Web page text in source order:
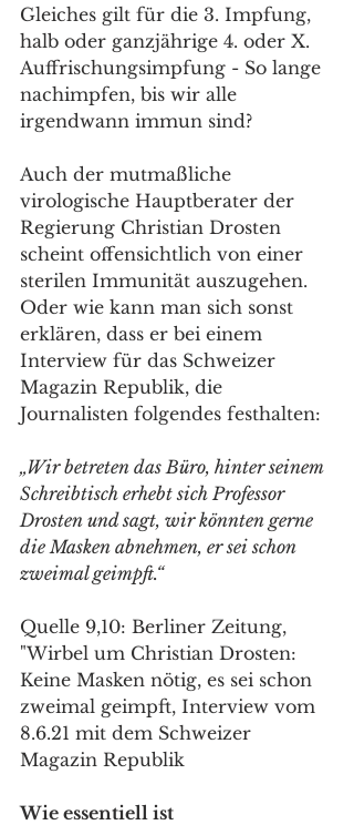
Gleiches gilt für die 3. Impfung,
halb oder ganzjährige 4. oder X.
Auffrischungsimpfung - So lange
nachimpfen, bis wir alle
irgendwann immun sind?
Auch der mutmaßliche
virologische Hauptberater der
Regierung Christian Drosten
scheint offensichtlich von einer
sterilen Immunität auszugehen.
Oder wie kann man sich sonst
erklären, dass er bei einem
Interview für das Schweizer
Magazin Republik, die
Journalisten folgendes festhalten:
„Wir betreten das Büro, hinter seinem
Schreib­tisch erhebt sich Professor
Drosten und sagt, wir könnten gerne
die Masken abnehmen, er sei schon
zweimal geimpft.“
Quelle 9,10: Berliner Zeitung,
"Wirbel um Christian Drosten:
Keine Masken nötig, es sei schon
zweimal geimpft, Interview vom
8.6.21 mit dem Schweizer
Magazin Republik
Wie essentiell ist